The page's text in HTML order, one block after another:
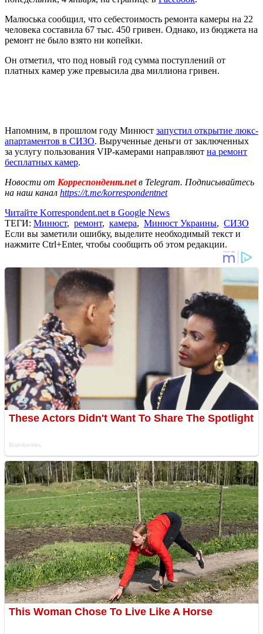
Малюська сообщил, что себестоимость ремонта камеры на 22
человека составила 67 тыс. 450 гривен. Однако, из бюджета на
ремонт не было взято ни копейки.
Он отметил, что под новый год сумма поступлений от
платных камер уже превысила два миллиона гривен.
Напомним, в прошлом году Минюст запустил открытие люкс-
апартаментов в СИЗО. Вырученные деньги от заключенных
за услугу пользования VIP-камерами направляют на ремонт
бесплатных камер.
Новости от Корреспондент.netв Telegram. Подписывайтесь
на наш канал https://t.me/korrespondentnet
Читайте Korrespondent.net в Google News
ТЕГИ: Минюст, ремонт, камера, Минюст Украины, СИЗО
Если вы заметили ошибку, выделите необходимый текст и
нажмите Ctrl+Enter, чтобы сообщить об этом редакции.